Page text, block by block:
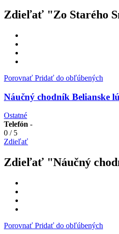
Zdieľať "Zo Starého
Porovnať Pridať do obľúbených
Náučný chodník Belianske
Ostatné
Telefón -
0 /5
Zdieľať
Zdieľať "Náučný
Porovnať Pridať do obľúbených